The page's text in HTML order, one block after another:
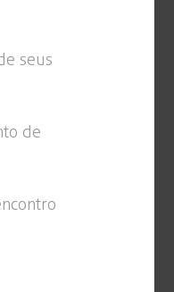
seus
de